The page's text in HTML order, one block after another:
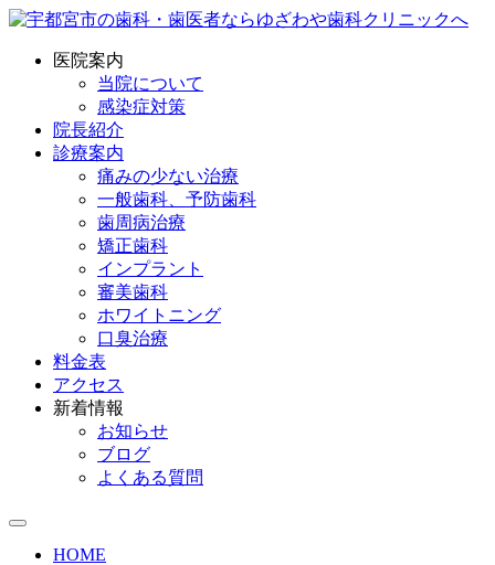
医院案内
当院について
感染症対策
院長紹介
診療案内
痛みの少ない治療
一般歯科、予防歯科
歯周病治療
矯正歯科
インプラント
審美歯科
ホワイトニング
口臭治療
料金表
アクセス
新着情報
お知らせ
ブログ
よくある質問
HOME